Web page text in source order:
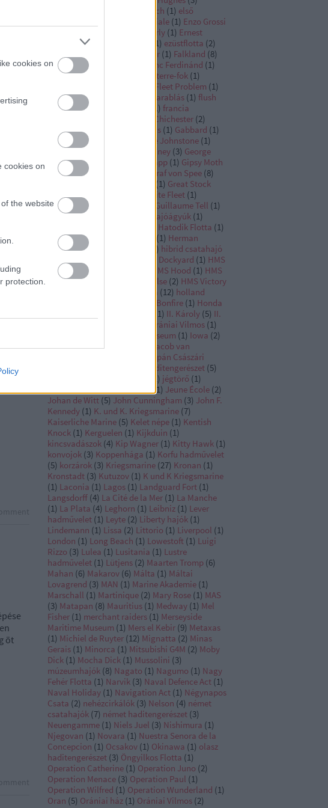
cookies on
cookies on
the website
protection.
öt
Egon Lerch (1) első
Entente Cordiale (1) Enzo Grossi
Eric Tabarly (1) Ernest
Troubridge
1) ezüstflotta (2)
Fairey Fulmar (1) Falkland (8)
Fekete-tengeri Flotta
Ferenc Ferdinánd (1)
Fighting Instructions
Finisterre-fok (1)
Fleet Problem (1)
flottaépítési verseny
flottarablás (1) flush
deck destroyer
1) francia
Francis Chichester (2)
Frank Jack Fletcher
Furious (1) Gabbard (1)
gallion
Gensoul George Johnstone (1)
George Monck
George Rodney (3) George
Washington
Georg von Trapp (1) Gipsy Moth
Goeben Graf von Spee (8)
(1) Great Stock
Exchange Fraud
Great White Fleet (1)
Grenada
1) Guillaume Tell (1)
Günther Lütjens
hajóágyúk (1)
Hatodik Flotta (1)
Helgoland( (1) Herman
Melville(1) ) hibrid csatahajó
Historic Dockyard (1) HMS
Belfast
HMS Glorious HMS Hood (1) HMS
Prince of Wales
HMS Repulse (2) HMS Victory
Hollandia (12) holland
Holmes’s Bonfire (1) Honda
1) II. Károly (5) II.
III. Orániai Vilmos (1)
Imperial War Museum (1) Iowa (2)
Iwojima(1)Jacky Fisher
Jacob van
Japán Császári
japán haditengerészet (5)
1) jégtörő (1)
(1) Jeune École (2)
Johan de Witt (5) John Cunningham (3) John F.
Kennedy (1) K. und K. Kriegsmarine (7)
Kaiserliche Marine (5) Kelet népe (1) Kentish
Knock (1) Kerguelen (1) Kijkduin (1)
kincsvadászok (4) Kip Wagner (1) Kitty Hawk (1)
konvojok (3) Koppenhága (1) Korfu hadművelet
(5) korzárok (3) Kriegsmarine (27) Kronan (1)
Kronstadt (3) Kutuzov (1) K und K Kriegsmarine
(1) Laconia (1) Lagos (1) Landguard Fort (1)
Langsdorff (4) La Cité de la Mer (1) La Manche
(1) La Plata (4) Leghorn (1) Leibniz (1) Lever
hadművelet (1) Leyte (2) Liberty hajók (1)
Lindemann (1) Lissa (2) Littorio (1) Liverpool (1)
London (1) Long Beach (1) Lowestoft (1) Luigi
Rizzo (3) Lulea (1) Lusitania (1) Lustre
hadművelet (1) Lütjens (2) Maarten Tromp (6)
Mahan (6) Makarov (6) Málta (1) Máltai
Lovagrend (3) MAN (1) Marine Akademie (1)
Marschall (1) Martinique (2) Mary Rose (1) MAS
(3) Matapan (8) Mauritius (1) Medway (1) Mel
Fisher (1) merchant raiders (1) Merseyside
Maritime Museum (1) Mers el Kebir (9) Metaxas
(1) Michiel de Ruyter (12) Mignatta (2) Minas
Gerais (1) Minorca (1) Mitsubishi G4M (2) Moby
Dick (1) Mocha Dick (1) Mussolini (3)
múzeumhajók (8) Nagato (1) Nagumo (1) Nagy
Fehér Flotta (1) Narvik (3) Naval Defence Act (1)
Naval Holiday (1) Navigation Act (1) Négynapos
Csata (2) nehézcirkálók (3) Nelson (4) német
csatahajók (7) német haditengerészet (3)
Neuengamme (1) Niels Juel (3) Nishimura (1)
Njegovan (1) Novara (1) Nuestra Senora de la
Concepcion (1) Ocsakov (1) Okinawa (1) olasz
haditengerészet (3) Öngyilkos Flotta (1)
Operation Catherine (1) Operation Juno (2)
Operation Menace (3) Operation Paul (1)
Operation Wilfred (1) Operation Wunderland (1)
Oran (5) Orániai ház (1) Orániai Vilmos (2)